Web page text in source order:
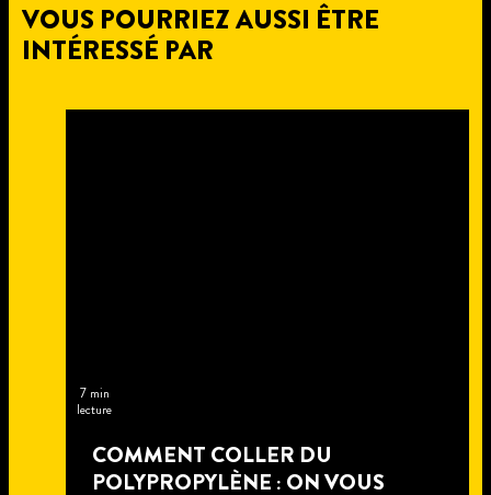
VOUS POURRIEZ AUSSI ÊTRE
INTÉRESSÉ PAR
7 min
lecture
COMMENT COLLER DU
POLYPROPYLÈNE : ON VOUS